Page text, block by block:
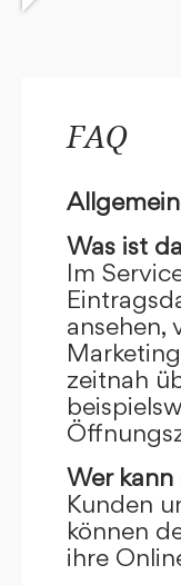
FAQ
Was ist
Im
ansehen,
zeitnah
Wer
Kunden
können
ihre